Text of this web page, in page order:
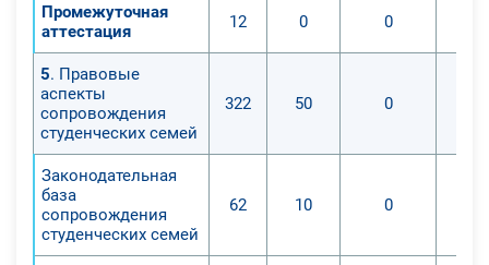
Промежуточная
аттестация
12 0 0
5. Правовые
аспекты
сопровождения
студенческих семей
322 50 0
Законодательная
база
сопровождения
студенческих семей
62 10 0